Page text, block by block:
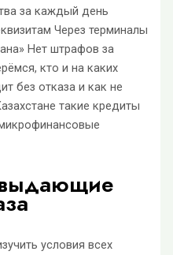
за каждый день
Через терминалы
Нет штрафов за
кто и на каких
без отказа и как не
такие кредиты
условия всех